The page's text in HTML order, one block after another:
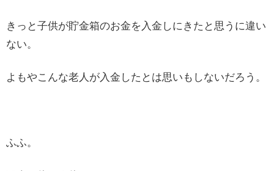
きっと子供が貯金箱のお金を入金しにきたと思うに違い
ない。
よもやこんな老人が入金したとは思いもしないだろう。
ふふ。